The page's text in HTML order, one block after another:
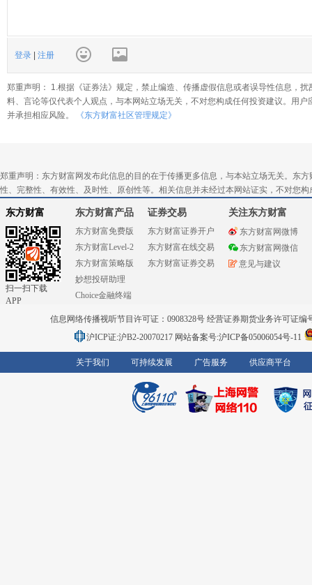
登录 注册
郑重声明： 1.根据《证券法》规定，禁止编造、传播虚假信息或者误导性信息，
料、言论等仅代表个人观点，与本网站立场无关，不对您构成任何投资建议。用
并承担相应风险。
《东方财富社区管理规定》
郑重声明：东方财富网发布此信息的目的在于传播更多信息，与本站立场无关。东
性、完整性、有效性、及时性、原创性等。相关信息并未经过本网站证实，不对您
东方财富
扫一扫下载
APP
东方财富产品
东方财富免费版
东方财富Level-2
东方财富策略版
妙想投研助理
Choice金融终端
证券交易
东方财富证券开户
东方财富在线交易
东方财富证券交易
关注东方财富
东方财富网微博
东方财富网微信
意见与建议
信息网络传播视听节目许可证：0908328号 经营证券期货业务许可证编
沪ICP证:沪B2-20070217 网站备案号:沪ICP备05006054号-11
关于我们 可持续发展 广告服务 供应商平台